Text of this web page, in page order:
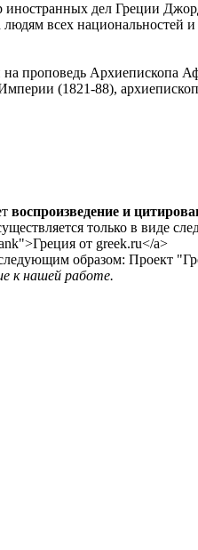
дел Греции
всех национальностей
проповедь Архиепископа
(1821-88),
воспроизведение и
только в виде
от greek.ru</a>
образом: Проект
к нашей работе.